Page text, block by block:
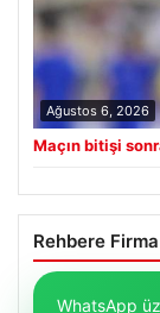
Ağustos 6, 2026
Maçın bitişi
Rehbere
WhatsApp